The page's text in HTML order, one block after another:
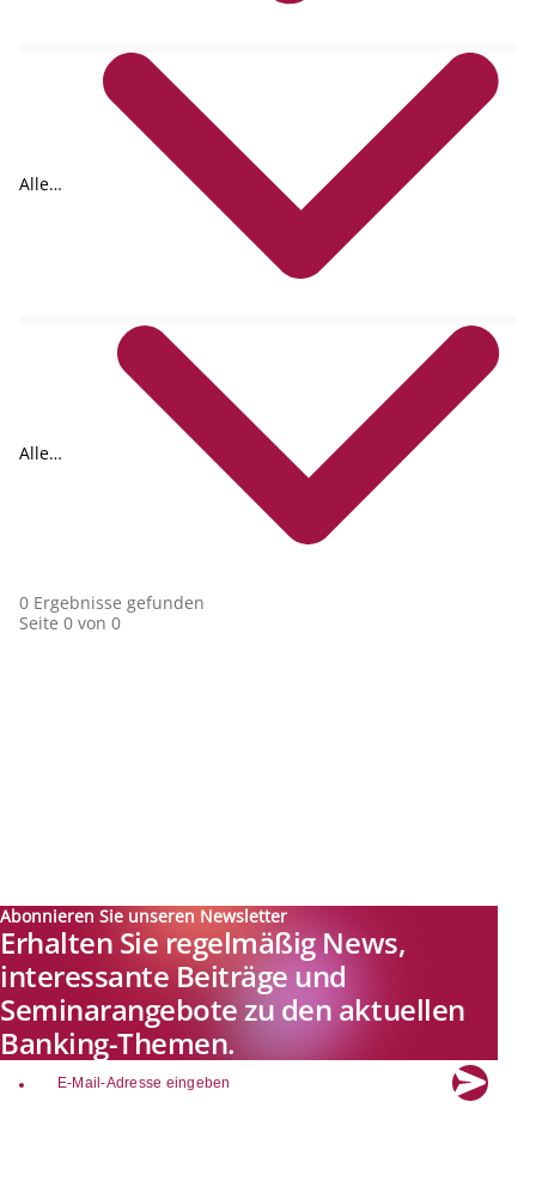
Alle
Alle
0 Ergebnisse gefunden
Seite 0 von 0
Abonnieren Sie unseren Newsletter
Erhalten Sie regelmäßig News,
interessante Beiträge und
Seminarangebote zu den aktuellen
Banking-Themen.
email